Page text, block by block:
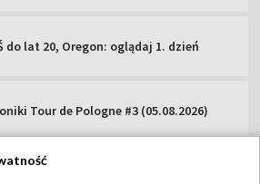
do lat 20, Oregon: oglądaj 1. dzień
Tour de Pologne #3 (05.08.2026)